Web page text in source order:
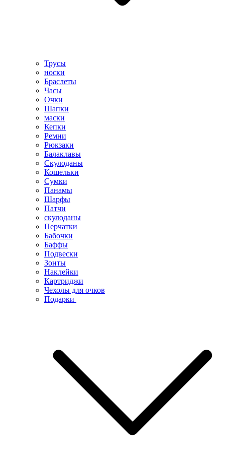
Трусы
носки
Браслеты
Часы
Очки
Шапки
маски
Кепки
Ремни
Рюкзаки
Балаклавы
Скулоданы
Кошельки
Сумки
Панамы
Шарфы
Патчи
скулоданы
Перчатки
Бабочки
Баффы
Подвески
Зонты
Наклейки
Картриджи
Чехолы для очков
Подарки